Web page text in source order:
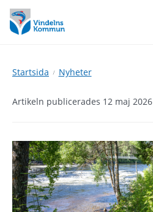
Hoppa
till
innehåll
Hoppa
till
undermeny
Startsida Nyheter
Artikeln publicerades 12 maj 2026